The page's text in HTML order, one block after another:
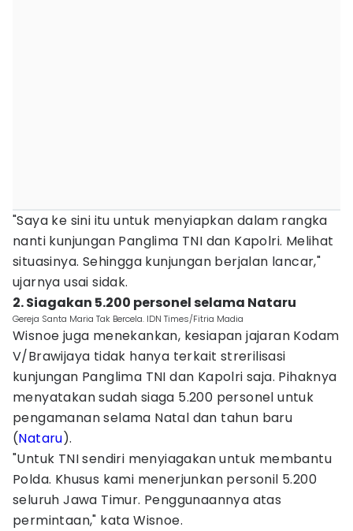
"Saya ke sini itu untuk menyiapkan dalam rangka
nanti kunjungan Panglima TNI dan Kapolri. Melihat
situasinya. Sehingga kunjungan berjalan lancar,"
ujarnya usai sidak.
2. Siagakan 5.200 personel selama Nataru
Gereja Santa Maria Tak Bercela. IDN Times/Fitria Madia
Wisnoe juga menekankan, kesiapan jajaran Kodam
V/Brawijaya tidak hanya terkait strerilisasi
kunjungan Panglima TNI dan Kapolri saja. Pihaknya
menyatakan sudah siaga 5.200 personel untuk
pengamanan selama Natal dan tahun baru
(Nataru).
"Untuk TNI sendiri menyiagakan untuk membantu
Polda. Khusus kami menerjunkan personil 5.200
seluruh Jawa Timur. Penggunaannya atas
permintaan," kata Wisnoe.